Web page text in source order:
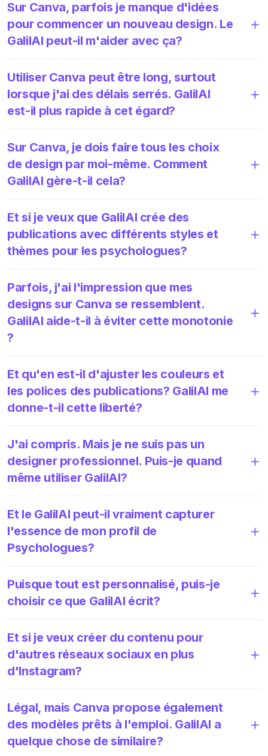
Sur Canva, parfois je manque d'idées
pour commencer un nouveau design. Le
GalilAI peut-il m'aider avec ça?
Utiliser Canva peut être long, surtout
lorsque j'ai des délais serrés. GalilAI
est-il plus rapide à cet égard?
Sur Canva, je dois faire tous les choix
de design par moi-même. Comment
GalilAI gère-t-il cela?
Et si je veux que GalilAI crée des
publications avec différents styles et
thèmes pour les psychologues?
Parfois, j'ai l'impression que mes
designs sur Canva se ressemblent.
GalilAI aide-t-il à éviter cette monotonie
?
Et qu'en est-il d'ajuster les couleurs et
les polices des publications? GalilAI me
donne-t-il cette liberté?
J'ai compris. Mais je ne suis pas un
designer professionnel. Puis-je quand
même utiliser GalilAI?
Et le GalilAI peut-il vraiment capturer
l'essence de mon profil de
Psychologues?
Puisque tout est personnalisé, puis-je
choisir ce que GalilAI écrit?
Et si je veux créer du contenu pour
d'autres réseaux sociaux en plus
d'Instagram?
Légal, mais Canva propose également
des modèles prêts à l'emploi. GalilAI a
quelque chose de similaire?